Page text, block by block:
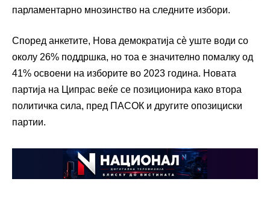
парламентарно мнозинство на следните избори.
Според анкетите, Нова демократија сè уште води со
околу 26% поддршка, но тоа е значително помалку од
41% освоени на изборите во 2023 година. Новата
партија на Ципрас веќе се позиционира како втора
политичка сила, пред ПАСОК и другите опозициски
партии.